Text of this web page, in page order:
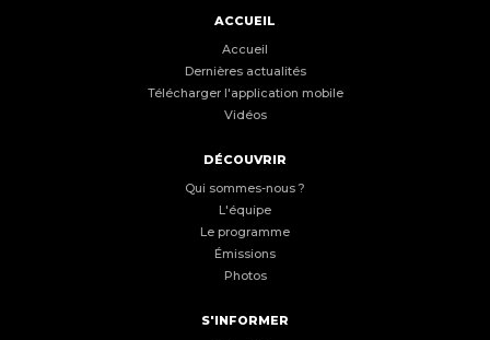
ACCUEIL
Accueil
Dernières actualités
Télécharger l'application mobile
Vidéos
DÉCOUVRIR
Qui sommes-nous ?
L'équipe
Le programme
Émissions
Photos
S'INFORMER